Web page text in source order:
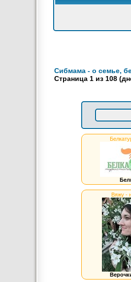
Сибмама - о семье,
Страница 1 из 108
Вяжу -